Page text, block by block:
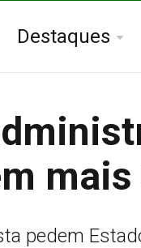
Destaques
mais
pedem